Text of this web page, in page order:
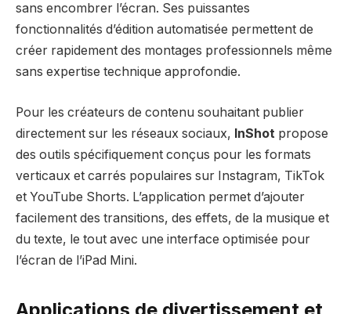
sans encombrer l’écran. Ses puissantes
fonctionnalités d’édition automatisée permettent de
créer rapidement des montages professionnels même
sans expertise technique approfondie.
Pour les créateurs de contenu souhaitant publier
directement sur les réseaux sociaux, InShot propose
des outils spécifiquement conçus pour les formats
verticaux et carrés populaires sur Instagram, TikTok
et YouTube Shorts. L’application permet d’ajouter
facilement des transitions, des effets, de la musique et
du texte, le tout avec une interface optimisée pour
l’écran de l’iPad Mini.